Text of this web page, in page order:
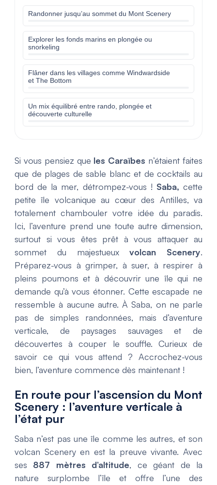
Randonner jusqu’au sommet du Mont Scenery
Explorer les fonds marins en plongée ou
snorkeling
Flâner dans les villages comme Windwardside
et The Bottom
Un mix équilibré entre rando, plongée et
découverte culturelle
Si vous pensiez que les Caraïbes n’étaient faites
que de plages de sable blanc et de cocktails au
bord de la mer, détrompez-vous ! Saba, cette
petite île volcanique au cœur des Antilles, va
totalement chambouler votre idée du paradis.
Ici, l’aventure prend une toute autre dimension,
surtout si vous êtes prêt à vous attaquer au
sommet du majestueuxvolcan Scenery.
Préparez-vous à grimper, à suer, à respirer à
pleins poumons et à découvrir une île qui ne
demande qu’à vous étonner. Cette escapade ne
ressemble à aucune autre. À Saba, on ne parle
pas de simples randonnées, mais d’aventure
verticale, de paysages sauvages et de
découvertes à couper le souffle. Curieux de
savoir ce qui vous attend ? Accrochez-vous
bien, l’aventure commence dès maintenant !
En route pour l’ascension du Mont
Scenery : l’aventure verticale à
l’état pur
Saba n’est pas une île comme les autres, et son
volcan Scenery en est la preuve vivante. Avec
ses 887 mètres d’altitude, ce géant de la
nature surplombe l’île et offre l’une des